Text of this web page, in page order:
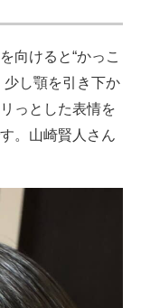
向けると“かっこ
少し顎を引き下か
っとした表情を
。山崎賢人さん